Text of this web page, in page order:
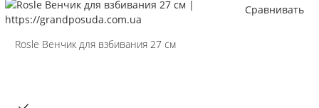
Сравнивать
Rosle Венчик для взбивания 27 см